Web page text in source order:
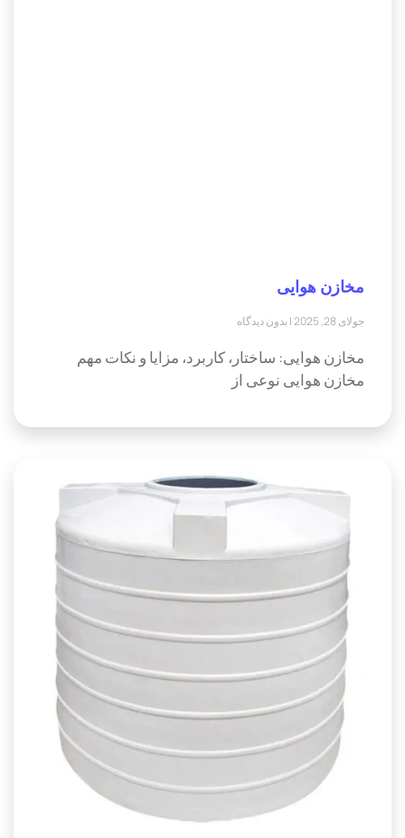
مخازن هوایی
جولای 28, 2025 بدون دیدگاه
مخازن هوایی: ساختار، کاربرد، مزایا و نکات مهم
مخازن هوایی نوعی از